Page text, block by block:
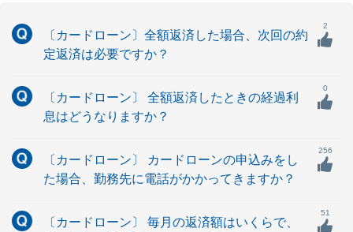
〔カードローン〕全額返済した場合、次回の約
定返済は必要ですか？
2
〔カードローン〕 全額返済したときの経過利
息はどうなりますか？
0
〔カードローン〕 カードローンの申込みをし
た場合、勤務先に電話がかかってきますか？
256
〔カードローン〕 毎月の返済額はいくらで、
51